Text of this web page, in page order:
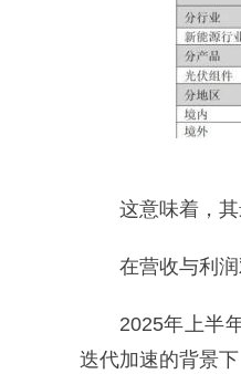
这意味着，
在营收与利
2025年上半
迭代加速的背景